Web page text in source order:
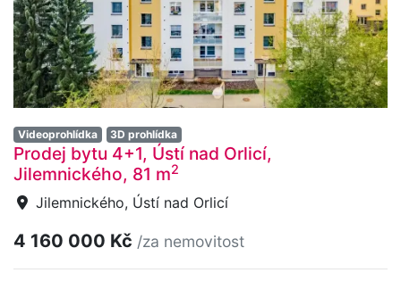
Videoprohlídka 3D prohlídka
Prodej bytu 4+1, Ústí nad Orlicí,
Jilemnického, 81 m2
Jilemnického, Ústí nad Orlicí
4 160 000 Kč /za nemovitost